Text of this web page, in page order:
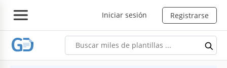
Iniciar sesión Registrarse